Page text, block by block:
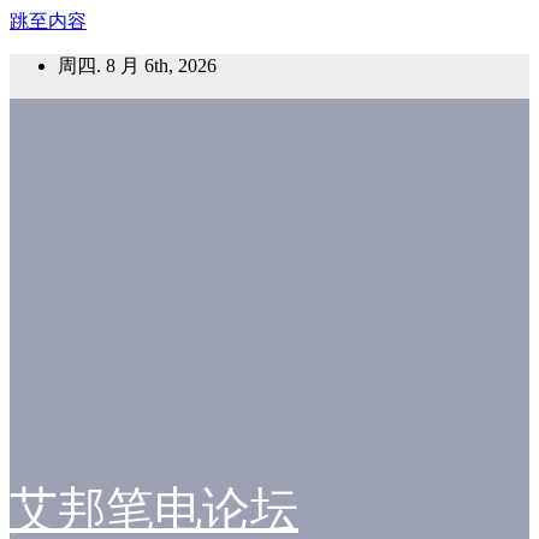
跳至内容
周四. 8 月 6th, 2026
艾邦笔电论坛